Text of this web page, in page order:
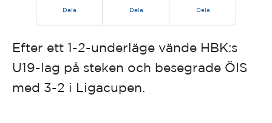
Dela Dela Dela
Efter ett 1-2-underläge vände HBK:s
U19-lag på steken och besegrade ÖIS
med 3-2 i Ligacupen.